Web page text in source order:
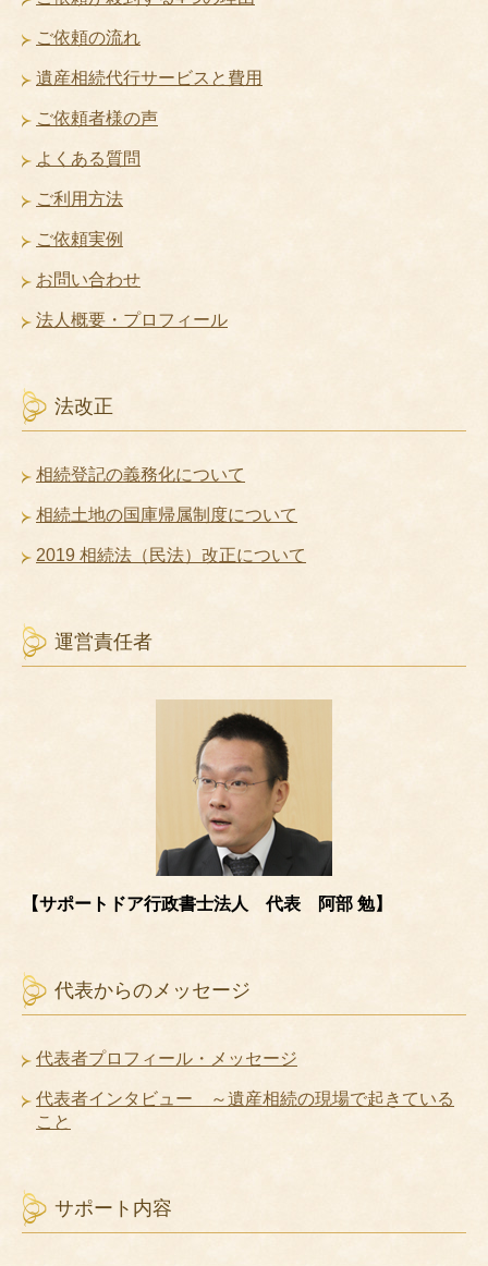
ご依頼の流れ
遺産相続代行サービスと費用
ご依頼者様の声
よくある質問
ご利用方法
ご依頼実例
お問い合わせ
法人概要・プロフィール
法改正
相続登記の義務化について
相続土地の国庫帰属制度について
2019 相続法（民法）改正について
運営責任者
【サポートドア行政書士法人 代表 阿部 勉】
代表からのメッセージ
代表者プロフィール・メッセージ
代表者インタビュー ～遺産相続の現場で起きている
こと
サポート内容